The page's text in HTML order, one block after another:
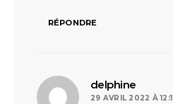
RÉPONDRE
delphine
29 AVRIL 2022 À